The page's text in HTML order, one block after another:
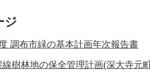
ジ
調布市緑の基本計画年次報告書
樹林地の保全管理計画(深大寺元